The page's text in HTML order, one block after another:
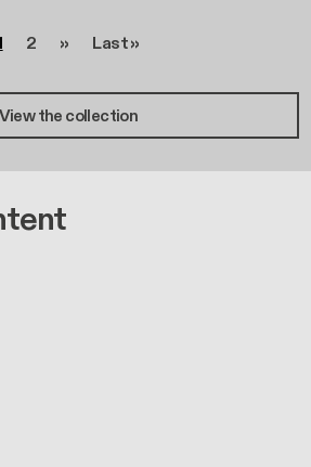
Seite
2 Nächste Seite
›› Letzte Seite
Last »
View the collection